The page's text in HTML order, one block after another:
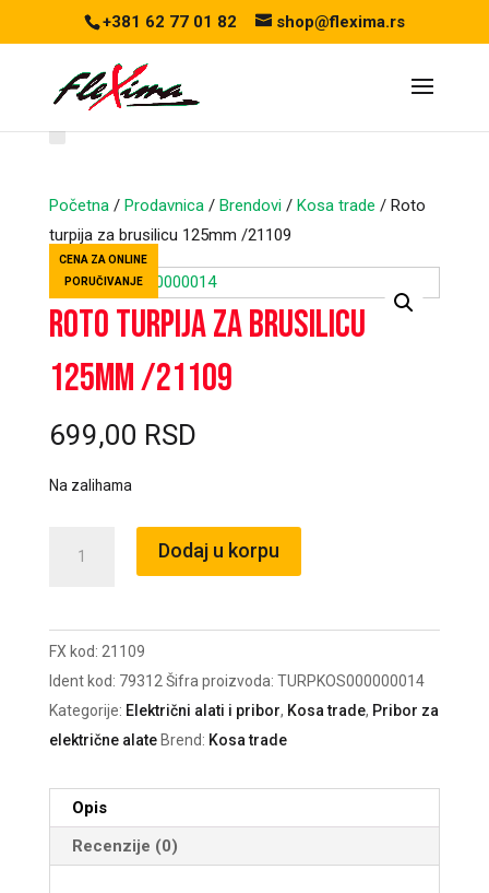
+381 62 77 01 82 shop@flexima.rs
Početna/ Prodavnica/ Brendovi/ Kosa trade / Roto
turpija za brusilicu 125mm /21109
CENA ZA ONLINE
PORUČIVANJE
Roto turpija za brusilicu
125mm /21109
699,00 RSD
Na zalihama
brusilicu
125mm
/21109
količina
Dodaj u korpu
FX kod: 21109
Ident kod: 79312 Šifra proizvoda: TURPKOS000000014
Kategorije: Električni alati i pribor, Kosa trade, Pribor za
električne alate Brend: Kosa trade
Opis
Recenzije (0)